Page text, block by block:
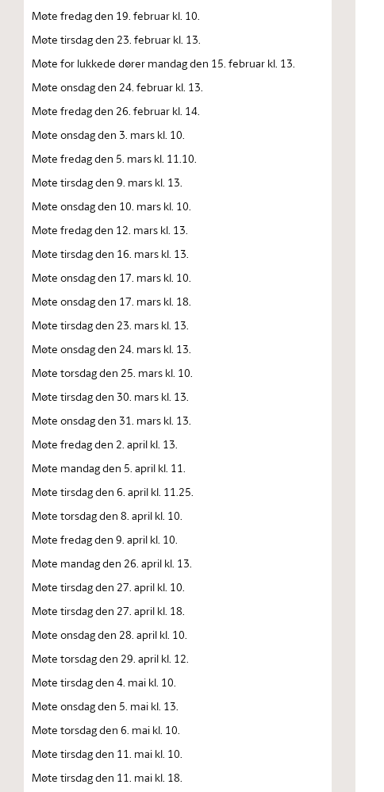
Møte fredag den 19. februar kl. 10.
Møte tirsdag den 23. februar kl. 13.
Møte for lukkede dører mandag den 15. februar kl. 13.
Møte onsdag den 24. februar kl. 13.
Møte fredag den 26. februar kl. 14.
Møte onsdag den 3. mars kl. 10.
Møte fredag den 5. mars kl. 11.10.
Møte tirsdag den 9. mars kl. 13.
Møte onsdag den 10. mars kl. 10.
Møte fredag den 12. mars kl. 13.
Møte tirsdag den 16. mars kl. 13.
Møte onsdag den 17. mars kl. 10.
Møte onsdag den 17. mars kl. 18.
Møte tirsdag den 23. mars kl. 13.
Møte onsdag den 24. mars kl. 13.
Møte torsdag den 25. mars kl. 10.
Møte tirsdag den 30. mars kl. 13.
Møte onsdag den 31. mars kl. 13.
Møte fredag den 2. april kl. 13.
Møte mandag den 5. april kl. 11.
Møte tirsdag den 6. april kl. 11.25.
Møte torsdag den 8. april kl. 10.
Møte fredag den 9. april kl. 10.
Møte mandag den 26. april kl. 13.
Møte tirsdag den 27. april kl. 10.
Møte tirsdag den 27. april kl. 18.
Møte onsdag den 28. april kl. 10.
Møte torsdag den 29. april kl. 12.
Møte tirsdag den 4. mai kl. 10.
Møte onsdag den 5. mai kl. 13.
Møte torsdag den 6. mai kl. 10.
Møte tirsdag den 11. mai kl. 10.
Møte tirsdag den 11. mai kl. 18.